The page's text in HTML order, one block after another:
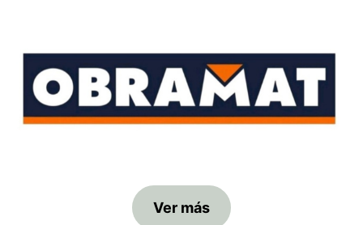
Ver más